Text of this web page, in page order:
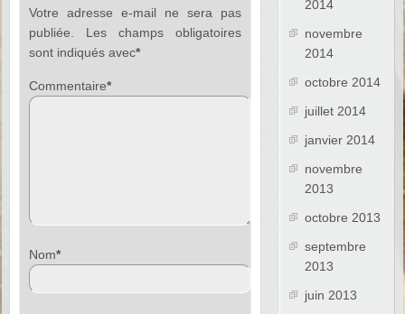
Votre adresse e-mail ne sera pas
publiée.
Les champs obligatoires
sont indiqués avec*
Commentaire*
Nom*
2014
novembre
2014
octobre 2014
juillet 2014
janvier 2014
novembre
2013
octobre 2013
septembre
2013
juin 2013